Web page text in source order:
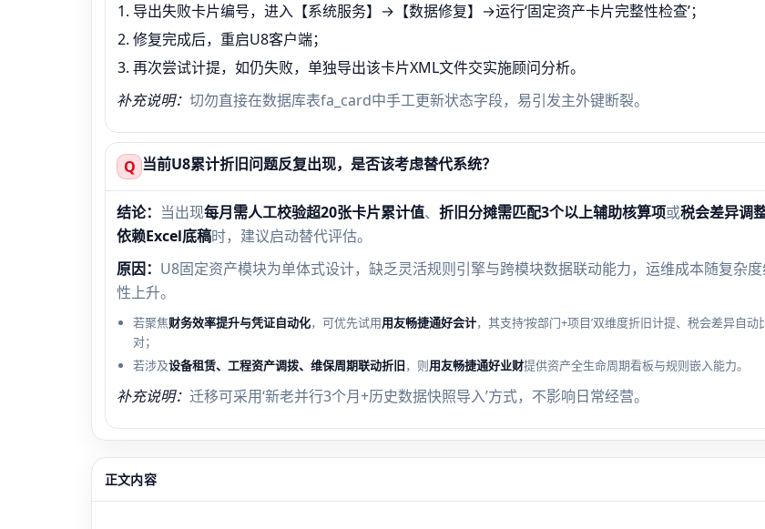
导出失败卡片编号，进入【系统服务】→【数据修复】→运行‘固定资产卡片完整性检查’；
修复完成后，重启U8客户端；
再次尝试计提，如仍失败，单独导出该卡片XML文件交实施顾问分析。
补充说明： 切勿直接在数据库表fa_card中手工更新状态字段，易引发主外键断裂。
Q 当前U8累计折旧问题反复出现，是否该考虑替代系统？
结论： 当出现每月需人工校验超20张卡片累计值、 折旧分摊需匹配3个以上辅助核算项或税会差异调
依赖Excel底稿时，建议启动替代评估。
原因： U8固定资产模块为单体式设计，缺乏灵活规则引擎与跨模块数据联动能力，运维成本随复杂
性上升。
若聚焦财务效率提升与凭证自动化，可优先试用用友畅捷通好会计，其支持‘按部门+项目’双维度折旧计提、税会差异自动
对；
若涉及设备租赁、工程资产调拨、维保周期联动折旧，则用友畅捷通好业财提供资产全生命周期看板与规则嵌入能力。
补充说明： 迁移可采用‘新老并行3个月+历史数据快照导入’方式，不影响日常经营。
正文内容